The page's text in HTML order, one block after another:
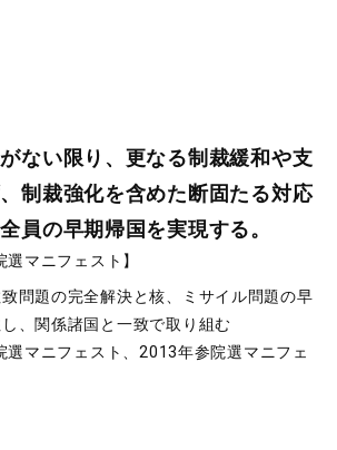
ない限り、更なる制裁緩和や支
制裁強化を含めた断固たる対応
員の早期帰国を実現する。
選マニフェスト】
致問題の完全解決と核、ミサイル問題の早
、関係諸国と一致で取り組む
選マニフェスト、2013年参院選マニフェ